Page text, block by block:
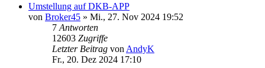
Umstellung auf DKB-APP
von Broker45 » Mi., 27. Nov 2024 19:52
7 Antworten
12603 Zugriffe
Letzter Beitrag von AndyK
Fr., 20. Dez 2024 17:10